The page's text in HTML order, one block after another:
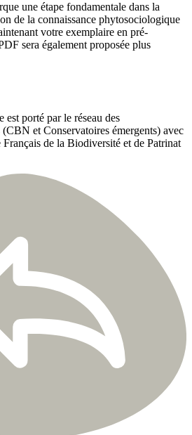
une étape fondamentale dans la
de la connaissance phytosociologique
votre exemplaire en pré-
sera également proposée plus
porté par le réseau des
et Conservatoires émergents) avec
de la Biodiversité et de Patrinat